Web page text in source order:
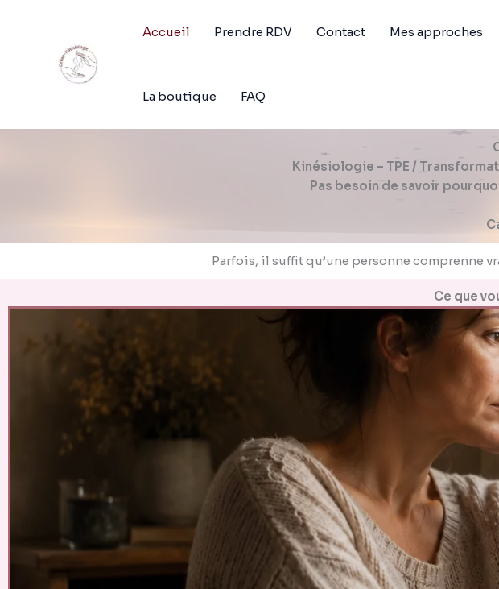
Accueil Prendre RDV Contact Mes approches
La boutique FAQ
Kinésiologie – TPE /
Pas besoin de savoir
Parfois, il suffit qu’une personne comprenne
Ce que